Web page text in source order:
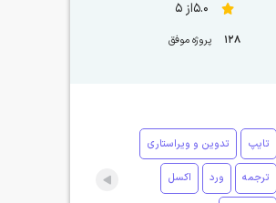
5.0از 5
128 پروژه موفق
تایپ تدوین و ویراستاری
ترجمه ورد اکسل